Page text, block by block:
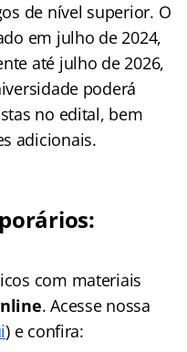
de nível superior. O
em julho de 2024,
até julho de 2026,
poderá
no edital, bem
adicionais.
com materiais
. Acesse nossa
) e confira: